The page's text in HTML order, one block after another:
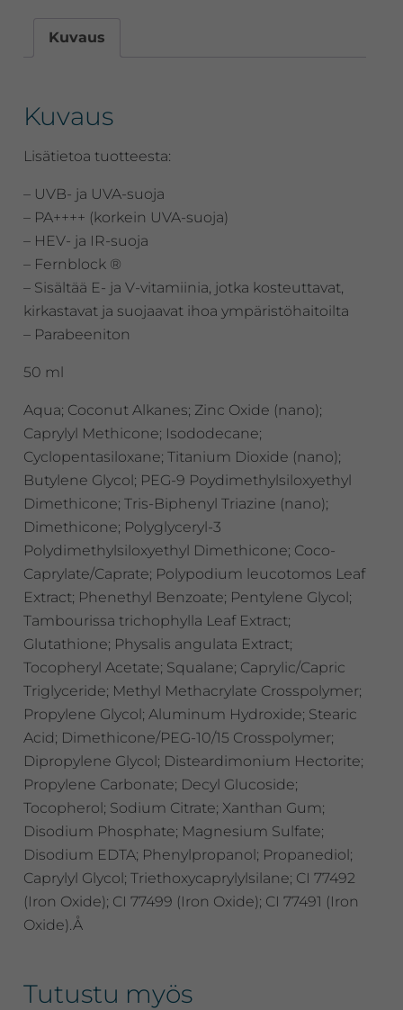
atooppiselle
määrä
Kuvaus
Kuvaus
Lisätietoa tuotteesta:
– UVB- ja UVA-suoja
– PA++++ (korkein UVA-suoja)
– HEV- ja IR-suoja
– Fernblock ®
– Sisältää E- ja V-vitamiinia, jotka kosteuttavat,
kirkastavat ja suojaavat ihoa ympäristöhaitoilta
– Parabeeniton
50 ml
Aqua; Coconut Alkanes; Zinc Oxide (nano);
Caprylyl Methicone; Isododecane;
Cyclopentasiloxane; Titanium Dioxide (nano);
Butylene Glycol; PEG-9 Poydimethylsiloxyethyl
Dimethicone; Tris-Biphenyl Triazine (nano);
Dimethicone; Polyglyceryl-3
Polydimethylsiloxyethyl Dimethicone; Coco-
Caprylate/Caprate; Polypodium leucotomos Leaf
Extract; Phenethyl Benzoate; Pentylene Glycol;
Tambourissa trichophylla Leaf Extract;
Glutathione; Physalis angulata Extract;
Tocopheryl Acetate; Squalane; Caprylic/Capric
Triglyceride; Methyl Methacrylate Crosspolymer;
Propylene Glycol; Aluminum Hydroxide; Stearic
Acid; Dimethicone/PEG-10/15 Crosspolymer;
Dipropylene Glycol; Disteardimonium Hectorite;
Propylene Carbonate; Decyl Glucoside;
Tocopherol; Sodium Citrate; Xanthan Gum;
Disodium Phosphate; Magnesium Sulfate;
Disodium EDTA; Phenylpropanol; Propanediol;
Caprylyl Glycol; Triethoxycaprylylsilane; CI 77492
(Iron Oxide); CI 77499 (Iron Oxide); CI 77491 (Iron
Oxide).Å
Tutustu myös